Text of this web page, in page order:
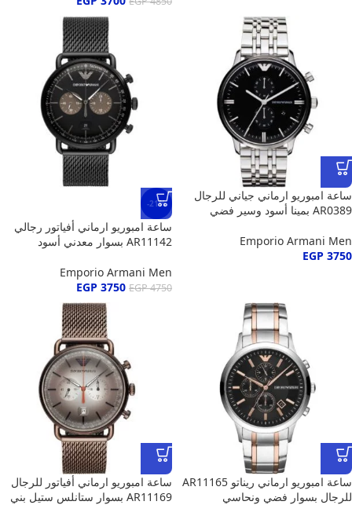
ساعة امبوريو ارماني جياني للرجال
AR0389 بمينا أسود وسير فضي
Emporio Armani Men
EGP 3750
-21%
ساعة امبوريو ارماني أفياتور رجالي
AR11142 بسوار معدني أسود
Emporio Armani Men
EGP4750
EGP 3750
ساعة امبوريو ارماني ريناتو AR11165
للرجال بسوار فضي ونحاسي
ساعة امبوريو ارماني أفياتور للرجال
AR11169 بسوار ستانلس ستيل بني